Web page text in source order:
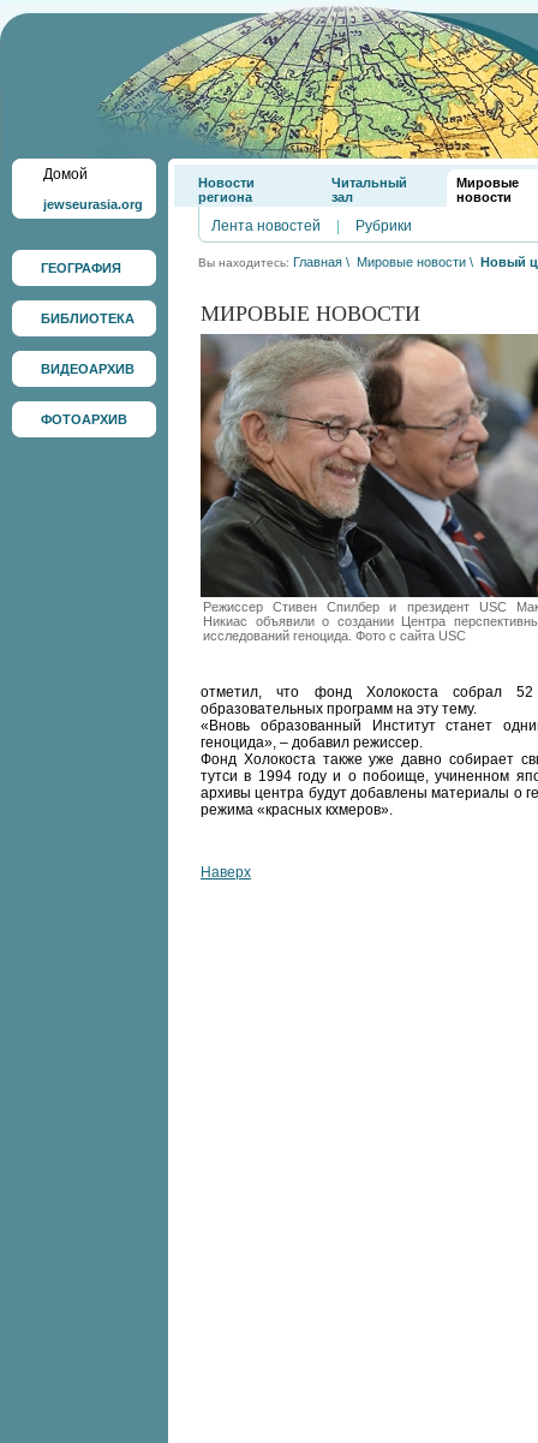
Домой
jewseurasia.org
ГЕОГРАФИЯ
БИБЛИОТЕКА
ВИДЕОАРХИВ
ФОТОАРХИВ
Новости
региона
Читальный
зал
Мировые
новости
Лента новостей Рубрики
Вы находитесь: Главная \ Мировые новости \ Новый
МИРОВЫЕ НОВОСТИ
Режиссер Стивен Спилбер и президент USC
Никиас объявили о создании Центра
исследований геноцида. Фото с сайта USC
отметил, что фонд Холокоста собрал 52
образовательных программ на эту тему.
«Вновь образованный Институт станет
геноцида», – добавил режиссер.
Фонд Холокоста также уже давно собирает
тутси в 1994 году и о побоище, учиненном
архивы центра будут добавлены материалы о
режима «красных кхмеров».
Наверх